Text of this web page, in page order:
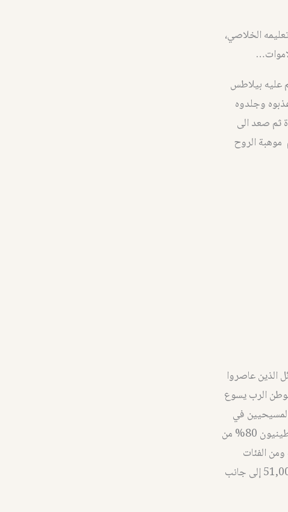
الخلاصي،
عليه بيلاطس
وجلدوه
ثم صعد الى
موهبة الروح
الذين عاصروا
الرب يسوع
اليوم في فلسطين 1948، بلغ عدد المسيحيين في
فلسطين المحتلة عام 2016 حوالي 170 ألف… ويشكل المسيحيون العرب الفلسطينيون 80% من
الفئات
الاخرى، بينما تصل أعداد مسيحيي الضفة الغربية او ارض السلطة الفلسطينية 51,000 إلى جانب